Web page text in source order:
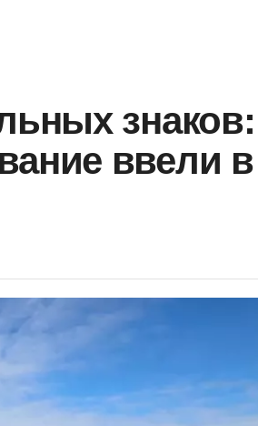
знаков:
ввели в